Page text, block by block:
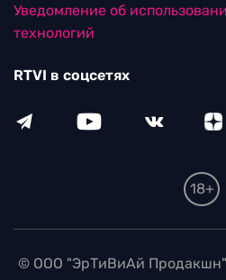
Уведомление об
технологий
RTVI в соцсетях
18+
© ООО "ЭрТиВиАй